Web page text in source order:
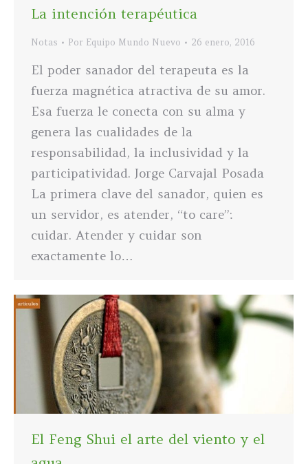
La intención terapéutica
Notas Por Equipo Mundo Nuevo 26 enero, 2016
El poder sanador del terapeuta es la
fuerza magnética atractiva de su amor.
Esa fuerza le conecta con su alma y
genera las cualidades de la
responsabilidad, la inclusividad y la
participatividad. Jorge Carvajal Posada
La primera clave del sanador, quien es
un servidor, es atender, “to care”:
cuidar. Atender y cuidar son
exactamente lo…
El Feng Shui el arte del viento y el